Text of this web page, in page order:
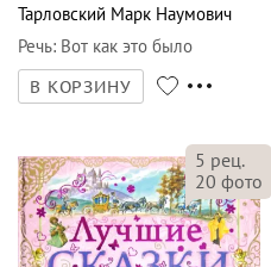
Тарловский Марк Наумович
Речь: Вот как это было
В КОРЗИНУ
5 рец.
20 фото